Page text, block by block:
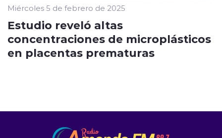
Miércoles 5 de febrero de 2025
Estudio reveló altas
concentraciones de microplásticos
en placentas prematuras